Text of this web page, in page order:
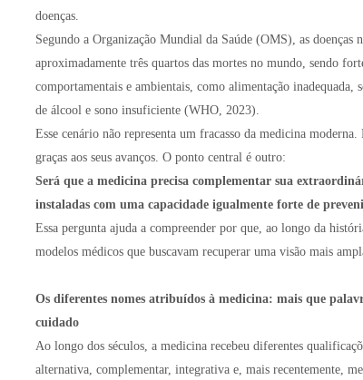
doenças.
Segundo a Organização Mundial da Saúde (OMS), as doenças
aproximadamente três quartos das mortes no mundo, sendo
comportamentais e ambientais, como alimentação inadequada,
de álcool e sono insuficiente (WHO, 2023).
Esse cenário não representa um fracasso da medicina
graças aos seus avanços. O ponto central é outro:
Será que a medicina precisa complementar sua
instaladas com uma capacidade igualmente forte de
Essa pergunta ajuda a compreender por que, ao longo da
modelos médicos que buscavam recuperar uma visão mais
Os diferentes nomes atribuídos à medicina: mais que
cuidado
Ao longo dos séculos, a medicina recebeu diferentes
alternativa, complementar, integrativa e, mais recentemente,